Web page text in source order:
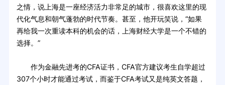
之情，说上海是一座经济活力非常足的城市，很喜欢这里的现
代化气息和朝气蓬勃的时代节奏。甚至，他开玩笑说，“如果
再给我一次重读本科的机会的话，上海财经大学是一个不错的
选择。”
作为金融先进考的CFA证书，CFA官方建议考生自学超过
307个小时才能通过考试，而鉴于CFA考试又是纯英文答题，